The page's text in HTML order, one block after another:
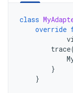
class
override
trace
}
}